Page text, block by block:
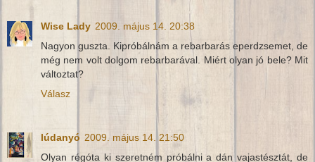
Wise Lady 2009. május 14. 20:38
Nagyon guszta. Kipróbálnám a rebarbarás eperdzsemet, de
még nem volt dolgom rebarbarával. Miért olyan jó bele? Mit
változtat?
Válasz
lúdanyó 2009. május 14. 21:50
Olyan régóta ki szeretném próbálni a dán vajastésztát, de